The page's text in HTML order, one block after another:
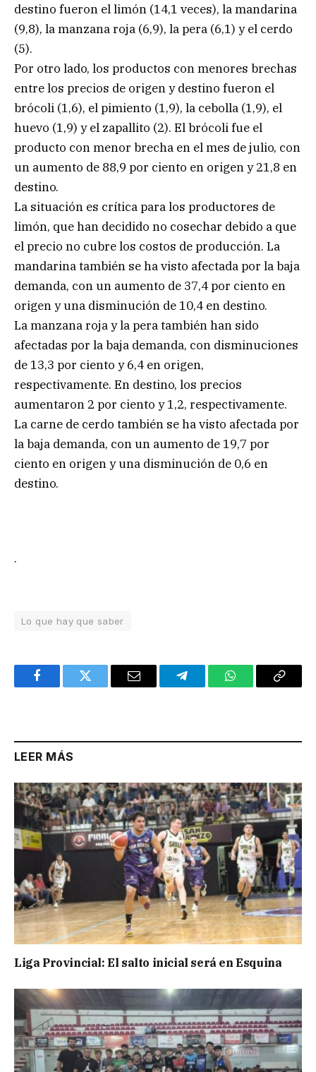
destino fueron el limón (14,1 veces), la mandarina
(9,8), la manzana roja (6,9), la pera (6,1) y el cerdo
(5).
Por otro lado, los productos con menores brechas
entre los precios de origen y destino fueron el
brócoli (1,6), el pimiento (1,9), la cebolla (1,9), el
huevo (1,9) y el zapallito (2). El brócoli fue el
producto con menor brecha en el mes de julio, con
un aumento de 88,9 por ciento en origen y 21,8 en
destino.
La situación es crítica para los productores de
limón, que han decidido no cosechar debido a que
el precio no cubre los costos de producción. La
mandarina también se ha visto afectada por la baja
demanda, con un aumento de 37,4 por ciento en
origen y una disminución de 10,4 en destino.
La manzana roja y la pera también han sido
afectadas por la baja demanda, con disminuciones
de 13,3 por ciento y 6,4 en origen,
respectivamente. En destino, los precios
aumentaron 2 por ciento y 1,2, respectivamente.
La carne de cerdo también se ha visto afectada por
la baja demanda, con un aumento de 19,7 por
ciento en origen y una disminución de 0,6 en
destino.
.
Lo que hay que saber
FacebookTwitter Email TelegramWhatsAppCopy
LEER MÁS
Liga Provincial: El salto inicial será en Esquina